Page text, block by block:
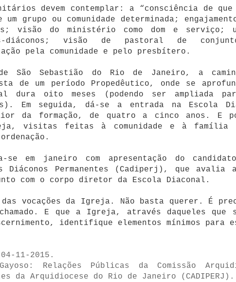
devem contemplar: a “consciência de que
grupo ou comunidade determinada;
visão do ministério como dom e serviço;
diáconos; visão de pastoral de
pela comunidade e pelo presbítero.
São Sebastião do Rio de Janeiro, a
de um período Propedêutico, onde se
dura oito meses (podendo ser ampliada
Em seguida, dá-se a entrada na Escola
da formação, de quatro a cinco anos. E
visitas feitas à comunidade e à família
em janeiro com apresentação do
Diáconos Permanentes (Cadiperj), que avalia
com o corpo diretor da Escola Diaconal.
das vocações da Igreja. Não basta querer. É
E que a Igreja, através daqueles que
identifique elementos mínimos para
11-2015.
Relações Públicas da Comissão
da Arquidiocese do Rio de Janeiro (CADIPERJ).